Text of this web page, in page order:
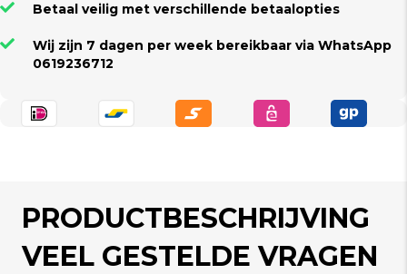
Betaal veilig met verschillende betaalopties
Wij zijn 7 dagen per week bereikbaar via WhatsApp
0619236712
PRODUCTBESCHRIJVING
VEEL GESTELDE VRAGEN